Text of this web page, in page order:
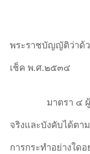
พระราชบัญญัติว่าด้
เช็ค พ.ศ.๒๕๓๔
มาตรา ๔
จริงและบังคับได้ต
การกระทำอย่างใด